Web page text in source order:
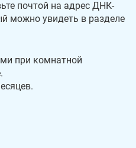
почтой на адрес ДНК-
можно увидеть в разделе
при комнатной